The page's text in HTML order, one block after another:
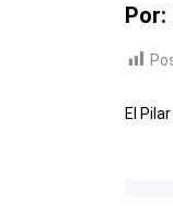
Por:
El